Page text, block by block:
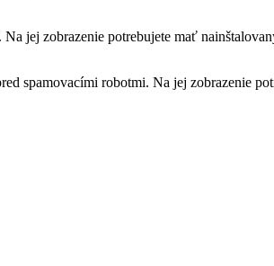
jej zobrazenie potrebujete mať
spamovacími robotmi. Na jej zobrazenie